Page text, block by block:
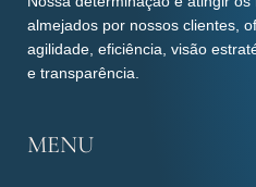
almejados por nossos clientes,
agilidade, eficiência, visão
e transparência.
MENU